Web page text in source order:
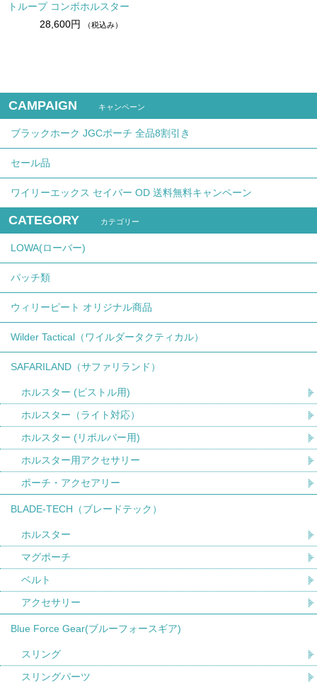
トループ コンボホルスター
28,600円
（税込み）
CAMPAIGN キャンペーン
ブラックホーク JGCポーチ 全品8割引き
セール品
ワイリーエックス セイバー OD 送料無料キャンペーン
CATEGORY カテゴリー
LOWA(ローバー)
パッチ類
ウィリーピート オリジナル商品
Wilder Tactical（ワイルダータクティカル）
SAFARILAND（サファリランド）
ホルスター (ピストル用)
ホルスター（ライト対応）
ホルスター (リボルバー用)
ホルスター用アクセサリー
ポーチ・アクセアリー
BLADE-TECH（ブレードテック）
ホルスター
マグポーチ
ベルト
アクセサリー
Blue Force Gear(ブルーフォースギア)
スリング
スリングパーツ